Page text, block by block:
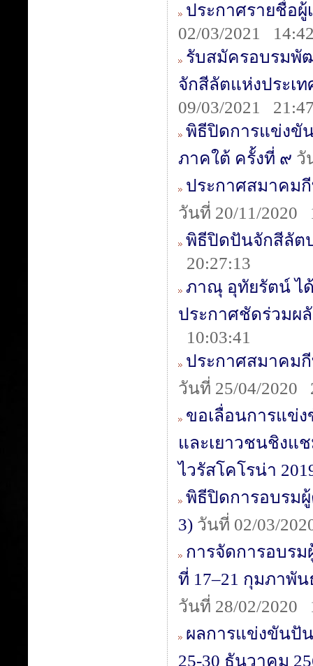
ประกาศรายชื่อ
02/03/2021
รับสมัครอบรมพั
จักสีลัตแห่งประเ
09/03/2021
พิธีปิดการแข่งขั
ภาคใต้ ครั้งที่ ๙ วั
ประกาศสมาคม
วันที่ 20/11/2020
พิธีปิดปันจักสีลัต
20:27:13
ภาณุ อุทัยรัตน์ ไ
ประกาศชัดร่วมผ
10:03:41
ประกาศสมาคมกี
วันที่ 25/04/2020
ขอเลื่อนการแข่
และเยาวชนชิงแ
ไวรัสโคโรน่า
พิธีปิดการอบรม
3) วันที่ 02/03/
การจัดการอบร
ที่ 17–21 กุมภาพัน
วันที่ 28/02/2020
ผลการแข่งขันปั
25-30 ธันวาคม